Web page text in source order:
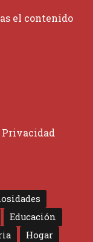
el contenido
Educación
Hogar